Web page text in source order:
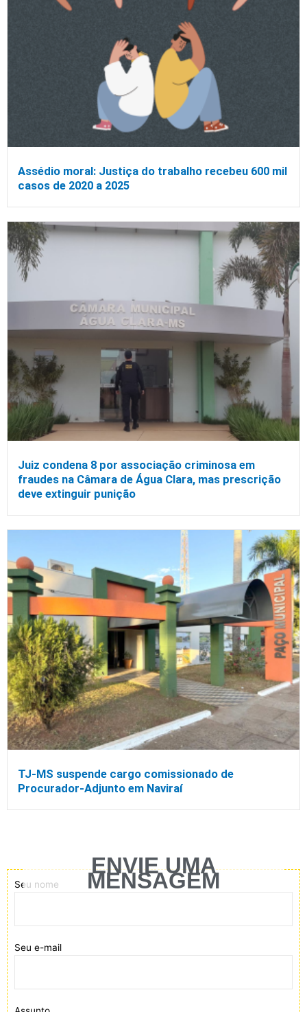
Assédio moral: Justiça do trabalho recebeu 600 mil
casos de 2020 a 2025
Juiz condena 8 por associação criminosa em
fraudes na Câmara de Água Clara, mas prescrição
deve extinguir punição
TJ-MS suspende cargo comissionado de
Procurador-Adjunto em Naviraí
ENVIE UMA
MENSAGEM
Seu nome
Seu e-mail